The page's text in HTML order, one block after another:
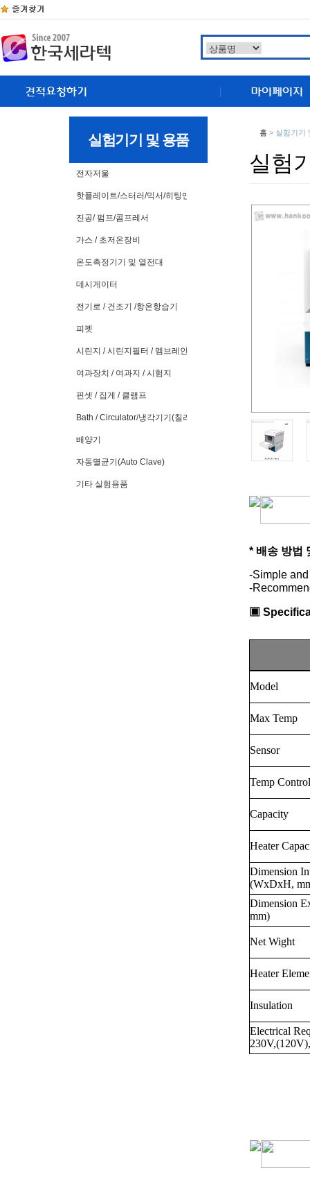
실험기기 및 용품
전자저울
핫플레이트/스터러/믹서/히팅맨틀
진공/ 펌프/콤프레서
가스 / 초저온장비
온도측정기기 및 열전대
데시게이터
전기로 / 건조기 /항온항습기
피펫
시린지 / 시린지필터 / 멤브레인필터
여과장치 / 여과지 / 시험지
핀셋 / 집게 / 클램프
Bath / Circulator/냉각기기(칠러)
배양기
자동멸균기(Auto Clave)
기타 실험용품
홈 > 실험기기
실험
* 배송 방법
-Simple
-
▣
Model
Max Temp
Sensor
Temp
Capacity
Heater
(WxDxH,
Dimension
mm)
Net Wight
Heater
Insulation
Electrical